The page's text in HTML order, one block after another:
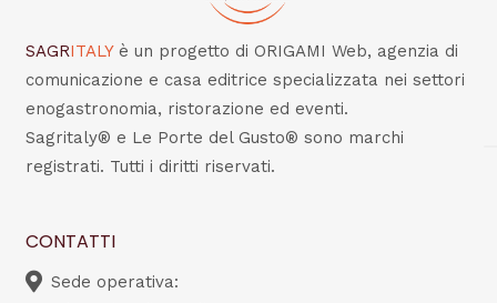
SAGRITALY è un progetto di ORIGAMI Web, agenzia di
comunicazione e casa editrice specializzata nei settori
enogastronomia, ristorazione ed eventi.
Sagritaly® e Le Porte del Gusto® sono marchi
registrati. Tutti i diritti riservati.
CONTATTI
Sede operativa: